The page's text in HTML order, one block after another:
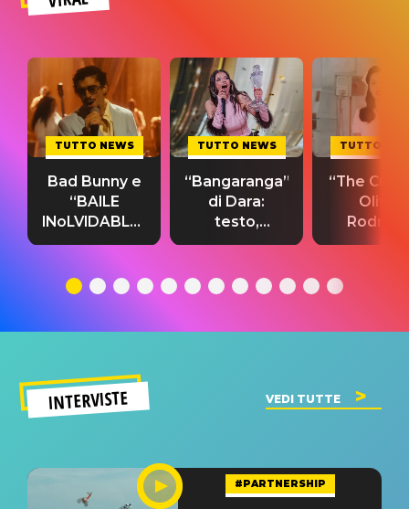
TUTTO NEWS
Bad Bunny e
“BAILE
INoLVIDABLE”:
testo,
significato
TUTTO NEWS
“Bangaranga”
di Dara:
testo,
traduzione e
del singolo
TUTTO
“The
Olivia
testo,
INTERVISTE VEDI TUTTE
#PARTNERSHIP